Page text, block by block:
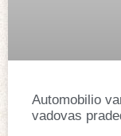
Automobilio
vadovas